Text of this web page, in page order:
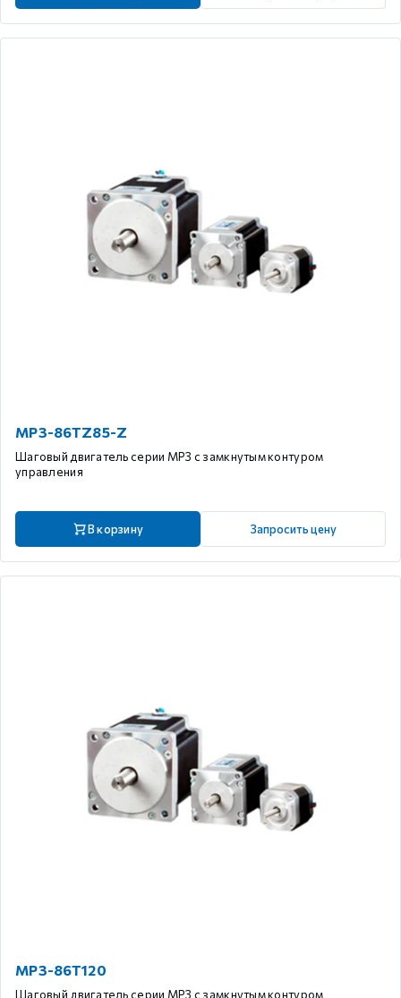
MP3-86TZ85-Z
Шаговый двигатель серии MP3 с замкнутым контуром
управления
В корзину Запросить цену
MP3-86T120
Шаговый двигатель серии MP3 с замкнутым контуром